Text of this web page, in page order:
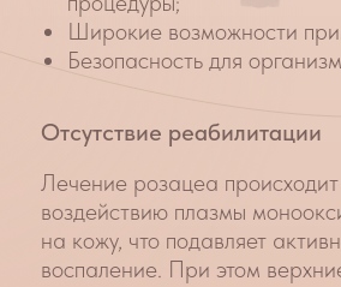
Плазма – это частично
ионизированный газ, который состоит
радикалы, молекулы, а также
нейтральные атомы. • Плазма является
вещество, жидкость, газ, плазма).
Что такоеПлазма